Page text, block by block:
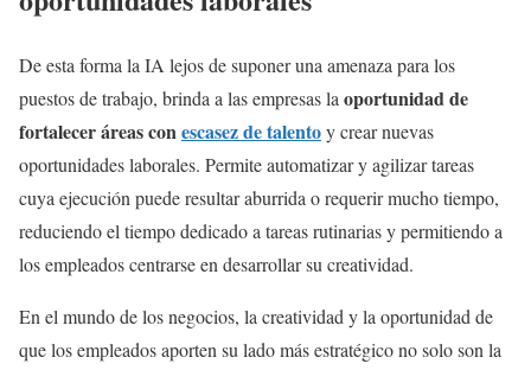
De esta forma la IA lejos de suponer una amenaza para los
puestos de trabajo, brinda a las empresas laoportunidad de
fortalecer áreas conescasez de talentoy crear nuevas
oportunidades laborales. Permite automatizar y agilizar tareas
cuya ejecución puede resultar aburrida o requerir mucho tiempo,
reduciendo el tiempo dedicado a tareas rutinarias y permitiendo a
los empleados centrarse en desarrollar su creatividad.
En el mundo de los negocios, la creatividad y la oportunidad de
que los empleados aporten su lado más estratégico no solo son la